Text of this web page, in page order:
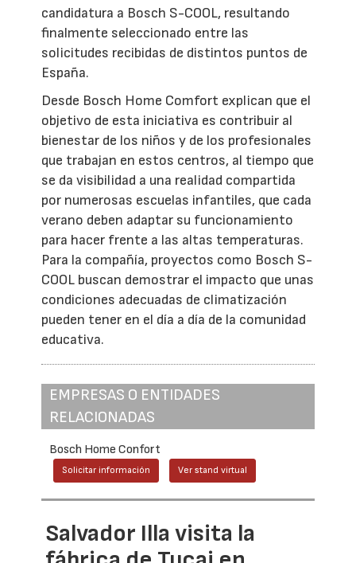
candidatura a Bosch S-COOL, resultando
finalmente seleccionado entre las
solicitudes recibidas de distintos puntos de
España.
Desde Bosch Home Comfort explican que el
objetivo de esta iniciativa es contribuir al
bienestar de los niños y de los profesionales
que trabajan en estos centros, al tiempo que
se da visibilidad a una realidad compartida
por numerosas escuelas infantiles, que cada
verano deben adaptar su funcionamiento
para hacer frente a las altas temperaturas.
Para la compañía, proyectos como Bosch S-
COOL buscan demostrar el impacto que unas
condiciones adecuadas de climatización
pueden tener en el día a día de la comunidad
educativa.
EMPRESAS O ENTIDADES
RELACIONADAS
Bosch Home Confort
Solicitar información Ver stand virtual
Salvador Illa visita la